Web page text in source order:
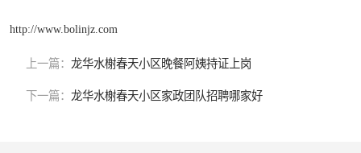
http://www.bolinjz.com
上一篇： 龙华水榭春天小区晚餐阿姨持证上岗
下一篇： 龙华水榭春天小区家政团队招聘哪家好